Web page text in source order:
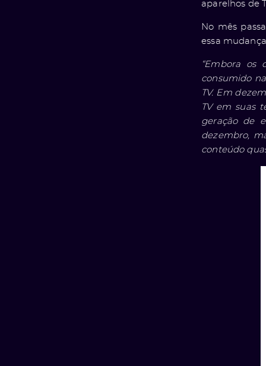
aparelhos de
No mês
essa
“Embora os
consumido
TV. Em
TV em suas
geração de
dezembro,
conteúdo